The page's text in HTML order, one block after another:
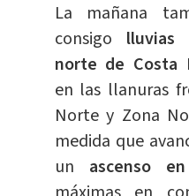
La mañana
consigo lluvias
norte de Costa
en las llanuras
Norte y Zona
medida que
un ascenso